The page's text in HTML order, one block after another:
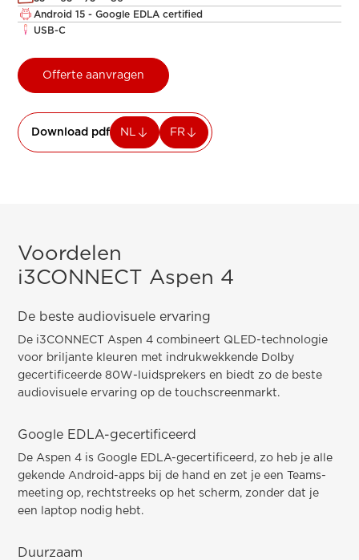
Android 15 - Google EDLA certified
USB-C
Offerte aanvragen
Download pdf NL FR
Voordelen
i3CONNECT Aspen 4
De beste audiovisuele ervaring
De i3CONNECT Aspen 4 combineert QLED-technologie
voor briljante kleuren met indrukwekkende Dolby
gecertificeerde 80W-luidsprekers en biedt zo de beste
audiovisuele ervaring op de touchscreenmarkt.
Google EDLA-gecertificeerd
De Aspen 4 is Google EDLA-gecertificeerd, zo heb je alle
gekende Android-apps bij de hand en zet je een Teams-
meeting op, rechtstreeks op het scherm, zonder dat je
een laptop nodig hebt.
Duurzaam